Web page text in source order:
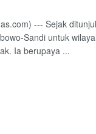
--- Sejak
Sandi untuk
Ia berupaya ...